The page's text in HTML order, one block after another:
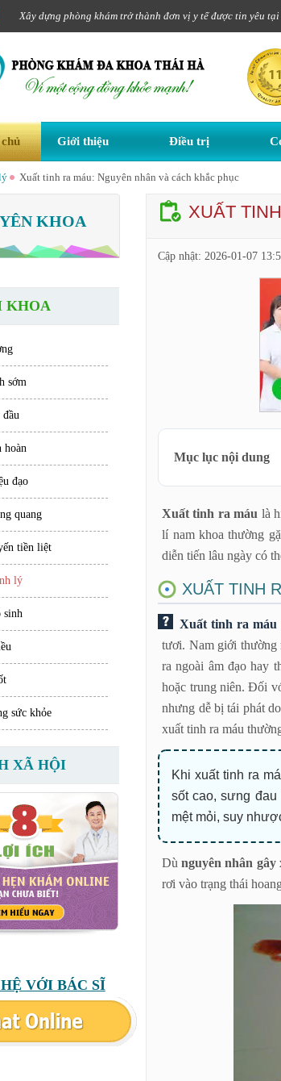
Xây dựng phòng khám trở thành đơn vị y tế được tin yêu
Giới thiệu Điều trị
Xuất tinh ra máu: Nguyên nhân và cách khắc phục
KHOA
KHOA
sớm
đầu
hoàn
đạo
quang
tiền liệt
lý
sinh
sức khỏe
XÃ HỘI
VỚI BÁC SĨ
XUẤT
Cập nhật: 2026-01-07
Mục lục nội dung
Máu chảy khi
Nguyên nhân gây
Cần làm gì khi bị
Xuất tinh ra máu là
lí nam khoa thường
diễn tiến lâu ngày có
XUẤT TINH
Xuất tinh ra máu
tươi. Nam giới thường
ra ngoài âm đạo hay
hoặc trung niên. Đối
nhưng dễ bị tái phát
xuất tinh ra máu
Khi xuất tinh ra
sốt cao, sưng
mệt mỏi, suy
Dùnguyên nhân
rơi vào trạng thái